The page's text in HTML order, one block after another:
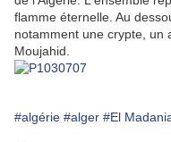
flamme éternelle. Au
notamment une crypte, un
Moujahid.
#algérie #alger #El